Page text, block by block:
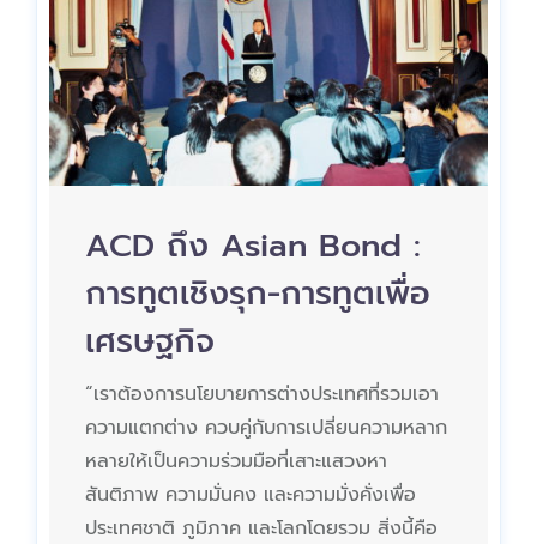
ACD ถึง Asian Bond :
การทูตเชิงรุก-การทูตเพื่อ
เศรษฐกิจ
“เราต้องการนโยบายการต่างประเทศที่รวมเอา
ความแตกต่าง ควบคู่กับการเปลี่ยนความหลาก
หลายให้เป็นความร่วมมือที่เสาะแสวงหา
สันติภาพ ความมั่นคง และความมั่งคั่งเพื่อ
ประเทศชาติ ภูมิภาค และโลกโดยรวม สิ่งนี้คือ